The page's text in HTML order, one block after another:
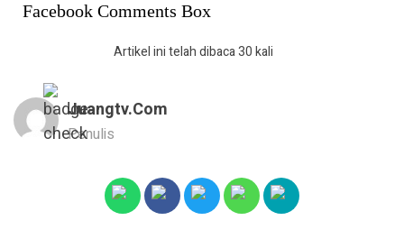
Facebook Comments Box
Artikel ini telah dibaca 30 kali
Juangtv.com
Penulis